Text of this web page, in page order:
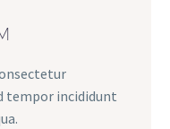
tempor incididunt